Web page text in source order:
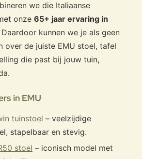
we die Italiaanse
onze 65+ jaar ervaring in
Daardoor kunnen we je als geen
over de juiste EMU stoel, tafel
die past bij jouw tuin,
in EMU
tuinstoel – veelzijdige
stapelbaar en stevig.
stoel – iconisch model met